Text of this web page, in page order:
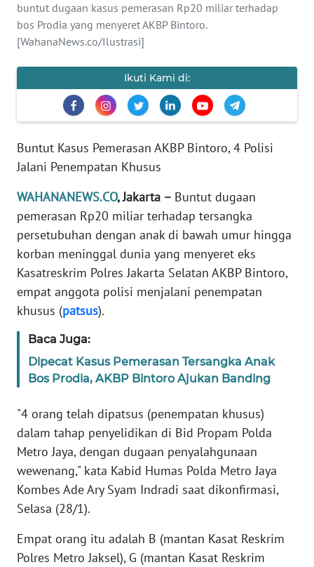
buntut dugaan kasus pemerasan Rp20 miliar terhadap
bos Prodia yang menyeret AKBP Bintoro.
[WahanaNews.co/Ilustrasi]
Ikuti Kami di:
Buntut Kasus Pemerasan AKBP Bintoro, 4 Polisi
Jalani Penempatan Khusus
WAHANANEWS.CO, Jakarta – Buntut dugaan
pemerasan Rp20 miliar terhadap tersangka
persetubuhan dengan anak di bawah umur hingga
korban meninggal dunia yang menyeret eks
Kasatreskrim Polres Jakarta Selatan AKBP Bintoro,
empat anggota polisi menjalani penempatan
khusus (patsus).
Baca Juga:
Dipecat Kasus Pemerasan Tersangka Anak
Bos Prodia, AKBP Bintoro Ajukan Banding
"4 orang telah dipatsus (penempatan khusus)
dalam tahap penyelidikan di Bid Propam Polda
Metro Jaya, dengan dugaan penyalahgunaan
wewenang," kata Kabid Humas Polda Metro Jaya
Kombes Ade Ary Syam Indradi saat dikonfirmasi,
Selasa (28/1).
Empat orang itu adalah B (mantan Kasat Reskrim
Polres Metro Jaksel), G (mantan Kasat Reskrim
PENDIDIKAN
Informasi
INDEKS
BERITA
KONTAK
KAMI
INFO
TENTANG
KAMI
PEDOMAN
MEDIA
SIBER
REDAKSI
KARIR
DISCLAIMER